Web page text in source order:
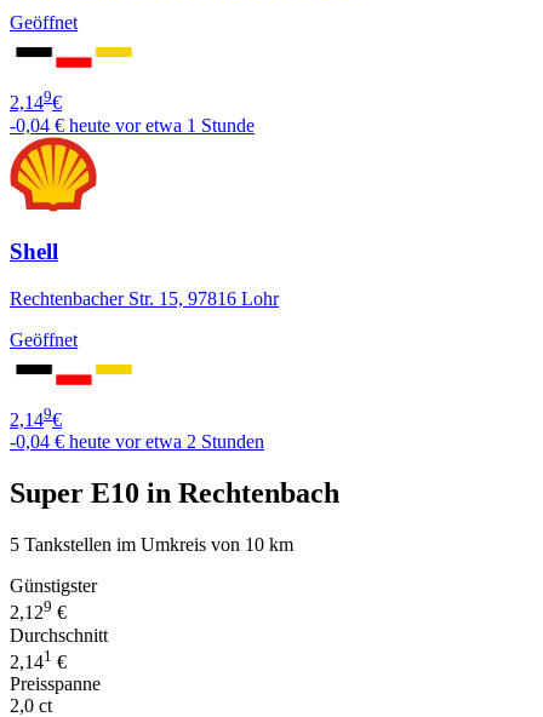
Geöffnet
2,149€
-0,04 € heute vor etwa 1 Stunde
Shell
Rechtenbacher Str. 15, 97816 Lohr
Geöffnet
2,149€
-0,04 € heute vor etwa 2 Stunden
Super E10 in Rechtenbach
5 Tankstellen im Umkreis von 10 km
Günstigster
2,129 €
Durchschnitt
2,141 €
Preisspanne
2,0 ct